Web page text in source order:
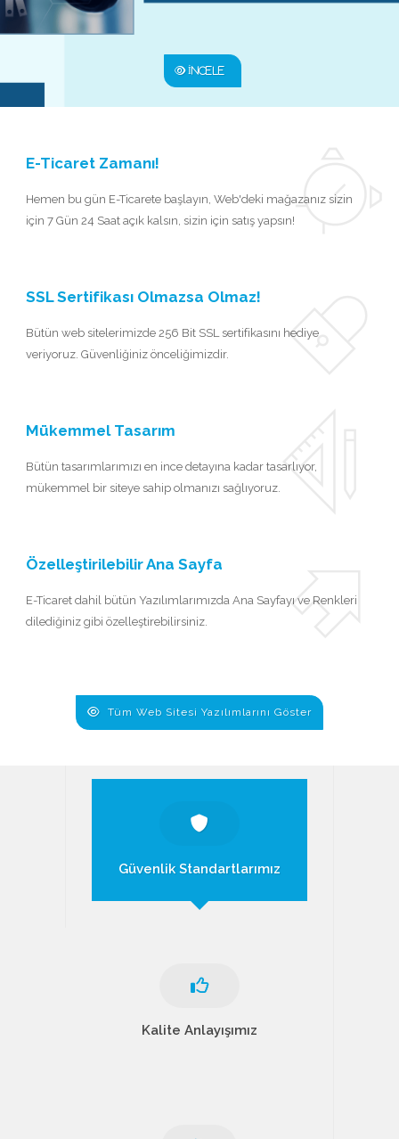
İNCELE
E-Ticaret Zamanı!
Hemen bu gün E-Ticarete başlayın, Web'deki mağazanız sizin
için 7 Gün 24 Saat açık kalsın, sizin için satış yapsın!
SSL Sertifikası Olmazsa Olmaz!
Bütün web sitelerimizde 256 Bit SSL sertifikasını hediye
veriyoruz. Güvenliğiniz önceliğimizdir.
Mükemmel Tasarım
Bütün tasarımlarımızı en ince detayına kadar tasarlıyor,
mükemmel bir siteye sahip olmanızı sağlıyoruz.
Özelleştirilebilir Ana Sayfa
E-Ticaret dahil bütün Yazılımlarımızda Ana Sayfayı ve Renkleri
dilediğiniz gibi özelleştirebilirsiniz.
Tüm Web Sitesi Yazılımlarını Göster
Güvenlik Standartlarımız
Kalite Anlayışımız